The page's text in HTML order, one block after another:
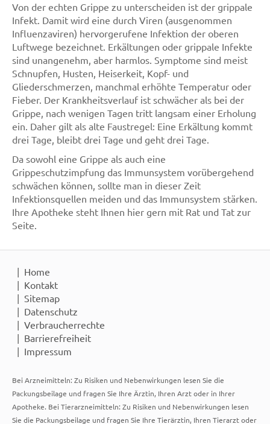
Von der echten Grippe zu unterscheiden ist der grippale
Infekt. Damit wird eine durch Viren (ausgenommen
Influenzaviren) hervorgerufene Infektion der oberen
Luftwege bezeichnet. Erkältungen oder grippale Infekte
sind unangenehm, aber harmlos. Symptome sind meist
Schnupfen, Husten, Heiserkeit, Kopf- und
Gliederschmerzen, manchmal erhöhte Temperatur oder
Fieber. Der Krankheitsverlauf ist schwächer als bei der
Grippe, nach wenigen Tagen tritt langsam einer Erholung
ein. Daher gilt als alte Faustregel: Eine Erkältung kommt
drei Tage, bleibt drei Tage und geht drei Tage.
Da sowohl eine Grippe als auch eine
Grippeschutzimpfung das Immunsystem vorübergehend
schwächen können, sollte man in dieser Zeit
Infektionsquellen meiden und das Immunsystem stärken.
Ihre Apotheke steht Ihnen hier gern mit Rat und Tat zur
Seite.
Home
Kontakt
Sitemap
Datenschutz
Verbraucherrechte
Barrierefreiheit
Impressum
Bei Arzneimitteln: Zu Risiken und Nebenwirkungen lesen Sie die
Packungsbeilage und fragen Sie Ihre Ärztin, Ihren Arzt oder in Ihrer
Apotheke. Bei Tierarzneimitteln: Zu Risiken und Nebenwirkungen lesen
Sie die Packungsbeilage und fragen Sie Ihre Tierärztin, Ihren Tierarzt oder